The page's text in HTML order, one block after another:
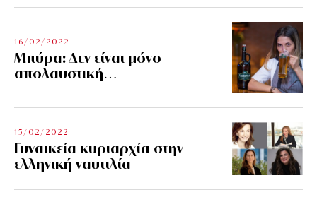
16/02/2022
Μπύρα: Δεν είναι μόνο
απολαυστική…
15/02/2022
Γυναικεία κυριαρχία στην
ελληνική ναυτιλία